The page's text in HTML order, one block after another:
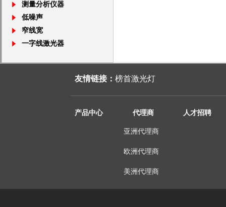
测量分析仪器
低噪声
窄线宽
一字线激光器
产品中心 代理商 人才招聘
亚洲代理商
欧洲代理商
美洲代理商
友情链接： 榜首激光灯